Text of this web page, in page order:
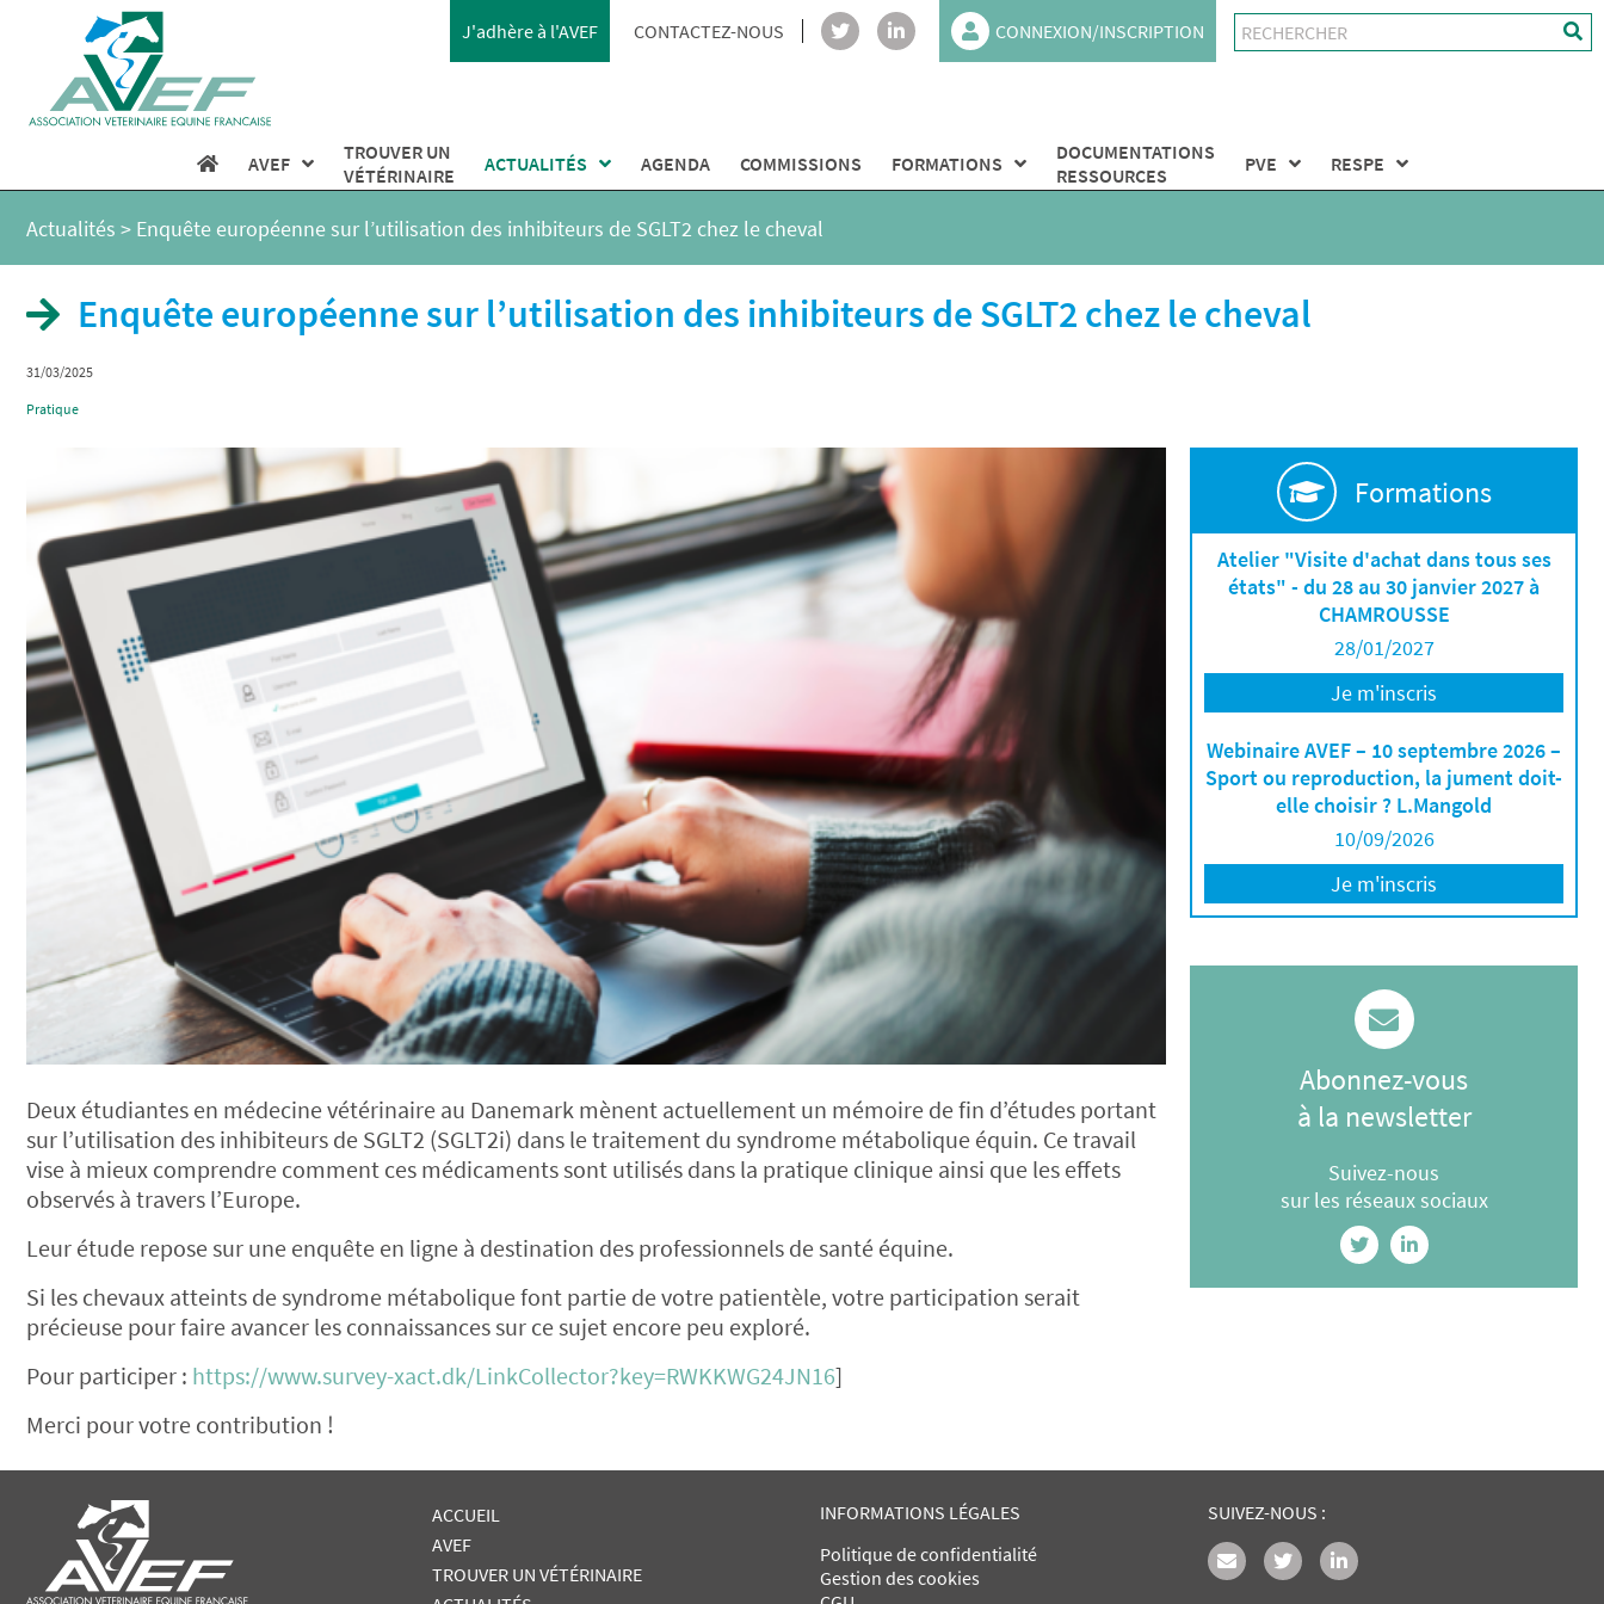
J'adhère à l'AVEF CONTACTEZ-NOUS CONNEXION/INSCRIPTION
AVEF
TROUVER UN
VÉTÉRINAIRE
ACTUALITÉS AGENDA COMMISSIONS FORMATIONS
DOCUMENTATIONS
RESSOURCES
PVE RESPE
Actualités > Enquête européenne sur l’utilisation des inhibiteurs de SGLT2 chez le cheval
Enquête européenne sur l’utilisation des inhibiteurs de SGLT2 chez le cheval
31/03/2025
Pratique
Deux étudiantes en médecine vétérinaire au Danemark mènent actuellement un mémoire de fin d’études portant
sur l’utilisation des inhibiteurs de SGLT2 (SGLT2i) dans le traitement du syndrome métabolique équin. Ce travail
vise à mieux comprendre comment ces médicaments sont utilisés dans la pratique clinique ainsi que les effets
observés à travers l’Europe.
Leur étude repose sur une enquête en ligne à destination des professionnels de santé équine.
Si les chevaux atteints de syndrome métabolique font partie de votre patientèle, votre participation serait
précieuse pour faire avancer les connaissances sur ce sujet encore peu exploré.
Pour participer : https://www.survey-xact.dk/LinkCollector?key=RWKKWG24JN16]
Merci pour votre contribution !
Formations
Atelier "Visite d'achat dans tous ses
états" - du 28 au 30 janvier 2027 à
CHAMROUSSE
28/01/2027
Je m'inscris
Webinaire AVEF – 10 septembre 2026 –
Sport ou reproduction, la jument doit-
elle choisir ? L.Mangold
10/09/2026
Je m'inscris
Abonnez-vous
à la newsletter
Suivez-nous
sur les réseaux sociaux
ACCUEIL
AVEF
TROUVER UN VÉTÉRINAIRE
INFORMATIONS LÉGALES
Politique de confidentialité
Gestion des cookies
SUIVEZ-NOUS :